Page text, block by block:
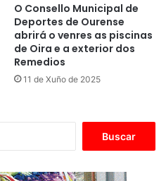
O Consello Municipal de
Deportes de Ourense
abrirá o venres as piscinas
de Oira e a exterior dos
Remedios
11 de Xuño de 2025
c